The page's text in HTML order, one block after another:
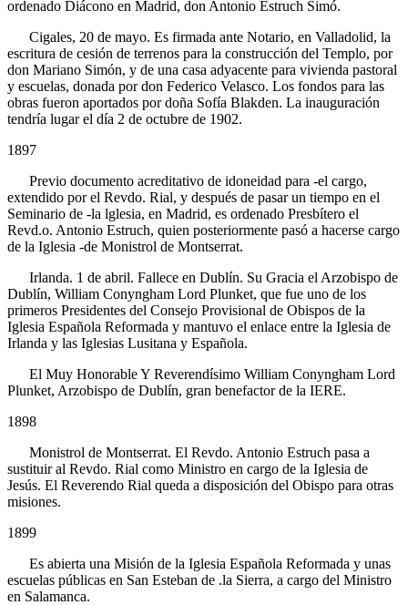
ordenado Diácono en Madrid, don Antonio Estruch Simó.
Cigales, 20 de mayo. Es firmada ante Notario, en Valladolid, la
escritura de cesión de terrenos para la construcción del Templo, por
don Mariano Simón, y de una casa adyacente para vivienda pastoral
y escuelas, donada por don Federico Velasco. Los fondos para las
obras fueron aportados por doña Sofía Blakden. La inauguración
tendría lugar el día 2 de octubre de 1902.
1897
Previo documento acreditativo de idoneidad para -el cargo,
extendido por el Revdo. Rial, y después de pasar un tiempo en el
Seminario de -la lglesia, en Madrid, es ordenado Presbítero el
Revd.o. Antonio Estruch, quien posteriormente pasó a hacerse cargo
de la Iglesia -de Monistrol de Montserrat.
Irlanda. 1 de abril. Fallece en Dublín. Su Gracia el Arzobispo de
Dublín, William Conyngham Lord Plunket, que fue uno de los
primeros Presidentes del Consejo Provisional de Obispos de la
Iglesia Española Reformada y mantuvo el enlace entre la Iglesia de
Irlanda y las Iglesias Lusitana y Española.
El Muy Honorable Y Reverendísimo William Conyngham Lord
Plunket, Arzobispo de Dublín, gran benefactor de la IERE.
1898
Monistrol de Montserrat. El Revdo. Antonio Estruch pasa a
sustituir al Revdo. Rial como Ministro en cargo de la Iglesia de
Jesús. El Reverendo Rial queda a disposición del Obispo para otras
misiones.
1899
Es abierta una Misión de la Iglesia Española Reformada y unas
escuelas públicas en San Esteban de .la Sierra, a cargo del Ministro
en Salamanca.